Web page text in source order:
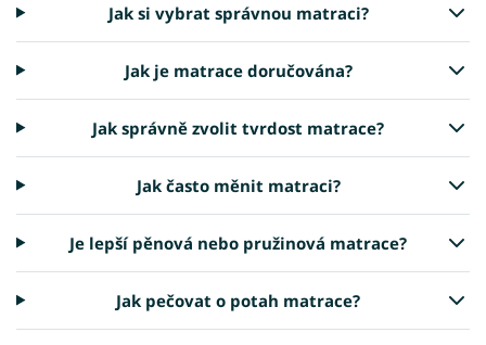
Jak si vybrat správnou matraci?
Jak je matrace doručována?
Jak správně zvolit tvrdost matrace?
Jak často měnit matraci?
Je lepší pěnová nebo pružinová matrace?
Jak pečovat o potah matrace?